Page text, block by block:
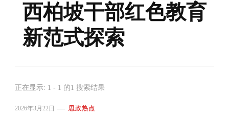
西柏坡干部红色教育
新范式探索
正在显示: 1 - 1 的1 搜索结果
2026年3月22日 思政热点